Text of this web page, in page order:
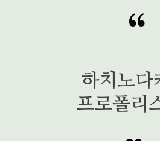
하치노다
프로폴리